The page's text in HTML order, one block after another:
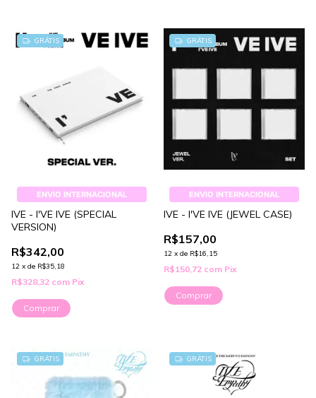
GRÁTIS
ENVIO INTERNACIONAL
IVE - I'VE IVE (SPECIAL
VERSION)
R$342,00
12 x de R$35,18
R$328,32 com Pix
Comprar
GRÁTIS
ENVIO INTERNACIONAL
IVE - I'VE IVE (JEWEL CASE)
R$157,00
12 x de R$16,15
R$150,72 com Pix
Comprar
GRÁTIS GRÁTIS